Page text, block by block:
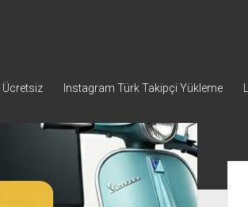
Ücretsiz Instagram Türk Takipçi Yükleme